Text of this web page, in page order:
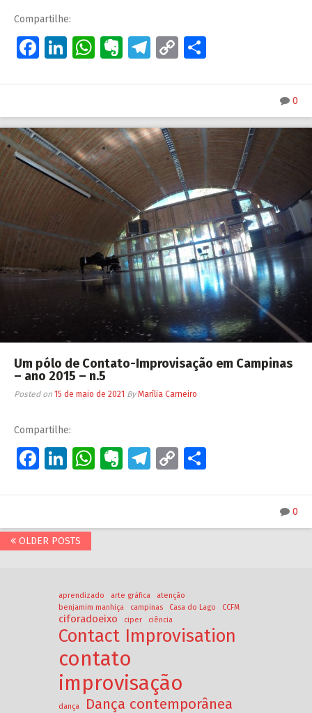
Compartilhe:
Facebook
LinkedIn
WhatsApp
Evernote
Telegram
Copy
0
Um pólo de Contato-Improvisação em Campinas
– ano 2015 – n.5
Posted on 15 de maio de 2021 ByMarília Carneiro
Compartilhe:
Facebook
LinkedIn
WhatsApp
Evernote
Telegram
Copy
0
OLDER POSTS
aprendizado arte gráfica
atenção
benjamim manhiça
campinas Casa do Lago CCFM
ciforadoeixo ciper ciência
Contact Improvisation
contato
improvisação
dança Dança contemporânea